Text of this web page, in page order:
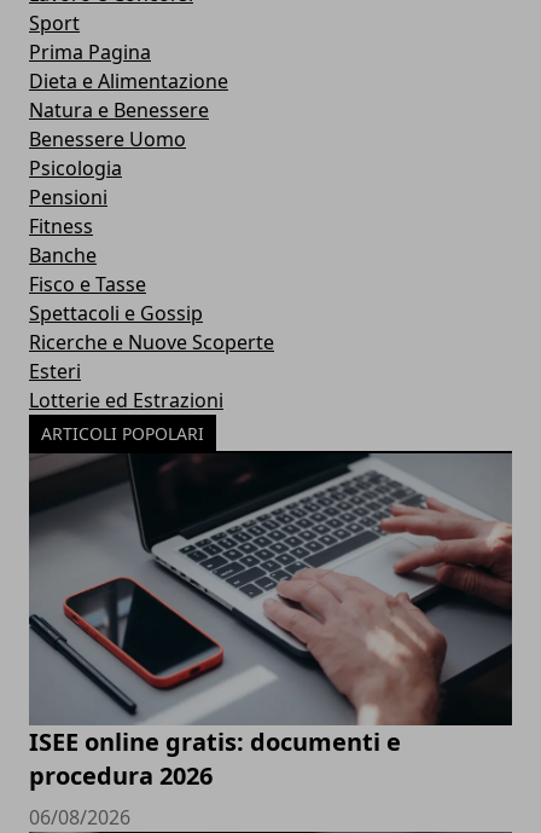
Sport
Prima Pagina
Dieta e Alimentazione
Natura e Benessere
Benessere Uomo
Psicologia
Pensioni
Fitness
Banche
Fisco e Tasse
Spettacoli e Gossip
Ricerche e Nuove Scoperte
Esteri
Lotterie ed Estrazioni
ARTICOLI POPOLARI
ISEE online gratis: documenti e
procedura 2026
06/08/2026